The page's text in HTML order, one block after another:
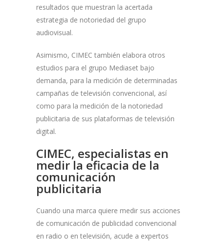
resultados que muestran la acertada
estrategia de notoriedad del grupo
audiovisual.
Asimismo, CIMEC también elabora otros
estudios para el grupo Mediaset bajo
demanda, para la medición de determinadas
campañas de televisión convencional, así
como para la medición de la notoriedad
publicitaria de sus plataformas de televisión
digital.
CIMEC, especialistas en
medir la eficacia de la
comunicación
publicitaria
Cuando una marca quiere medir sus acciones
de comunicación de publicidad convencional
en radio o en televisión, acude a expertos